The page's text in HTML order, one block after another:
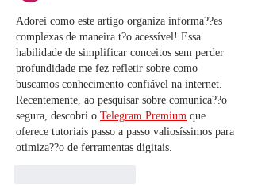
Adorei como este artigo organiza informa??es
complexas de maneira t?o acessível! Essa
habilidade de simplificar conceitos sem perder
profundidade me fez refletir sobre como
buscamos conhecimento confiável na internet.
Recentemente, ao pesquisar sobre comunica??o
segura, descobri o Telegram Premium que
oferece tutoriais passo a passo valiosíssimos para
otimiza??o de ferramentas digitais.